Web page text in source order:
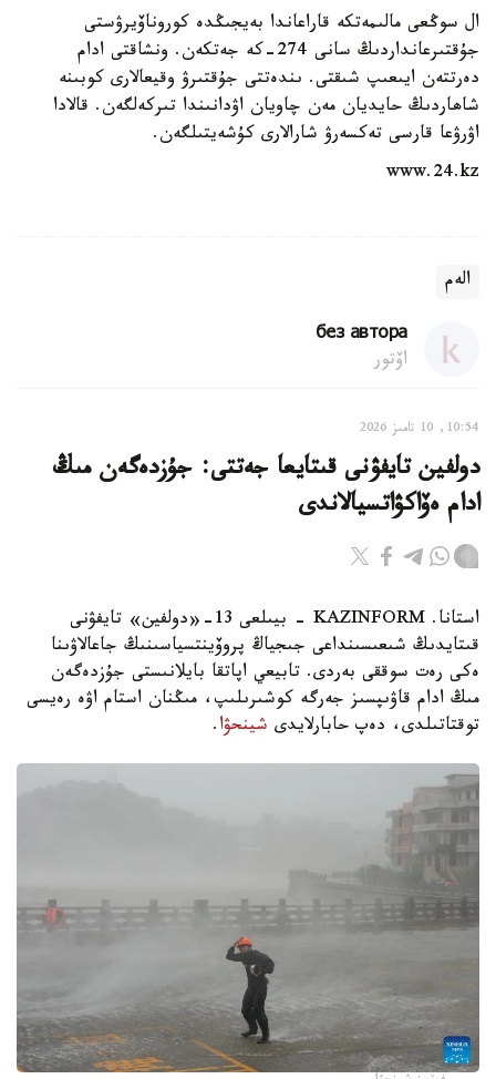
ال سوڭعى مالىمەتكە قاراعاندا بەيجىڭدە كوروناۆيرۋستى
جۇقتىرعانداردىڭ سانى 274-كە جەتكەن. ونشاقتى ادام
دەرتتەن ايىعىپ شىقتى. ىندەتتى جۇقتىرۋ وقيعالارى كوبىنە
شاھاردىڭ حايديان مەن چاويان اۋدانىندا تىركەلگەن. قالادا
اۋرۋعا قارسى تەكسەرۋ شارالارى كۇشەيتىلگەن.
www.24.kz
الەم
без автора
اۆتور
10:54, 10 تامىز 2026
دولفين تايفۋنى قىتايعا جەتتى: جۇزدەگەن مىڭ
ادام ەۆاكۋاتسيالاندى
استانا. KAZINFORM - بيىلعى 13-«دولفين» تايفۋنى
قىتايدىڭ شىعىسىنداعى جىجياڭ پروۆينتسياسىنىڭ جاعالاۋىنا
ەكى رەت سوققى بەردى. تابيعي اپاتقا بايلانىستى جۇزدەگەن
مىڭ ادام قاۋىپسىز جەرگە كوشىرىلىپ، مىڭنان استام اۋە رەيسى
توقتاتىلدى، دەپ حابارلايدى شينحۋا.